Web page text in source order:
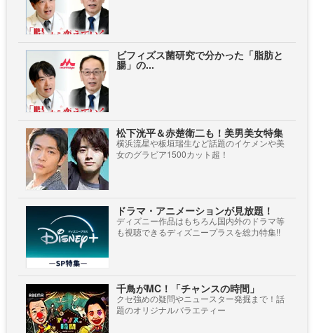
ビフィズス菌研究で分かった「脂肪と
腸」の...
松下洸平＆赤楚衛二も！美男美女特集
横浜流星や板垣瑞生など話題のイケメンや美
女のグラビア1500カット超！
ドラマ・アニメーションが見放題！
ディズニー作品はもちろん国内外のドラマ等
も視聴できるディズニープラスを総力特集!!
千鳥がMC！「チャンスの時間」
クセ強めの疑問やニュースター発掘まで！話
題のオリジナルバラエティー